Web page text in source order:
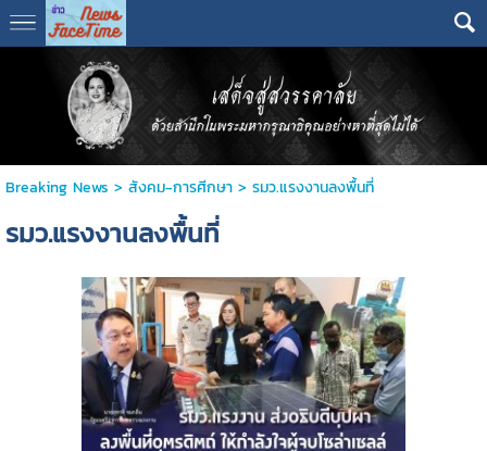
Breaking News > สังคม-การศีกษา> รมว.แรงงานลงพื้นที่
รมว.แรงงานลงพื้นที่